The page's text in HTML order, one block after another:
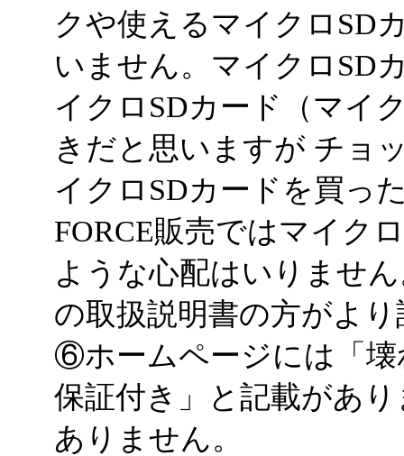
クや使えるマイクロSD
いません。マイクロSD
イクロSDカード（マイ
きだと思いますが チョ
イクロSDカードを買っ
FORCE販売ではマイク
ような心配はいりませ
の取扱説明書の方がよ
⑥ホームページには「壊
保証付き」と記載があ
ありません。